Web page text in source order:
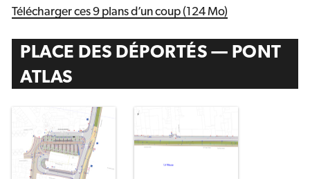
Télécharger ces 9 plans d’un coup (124 Mo)
PLACE DES DÉPORTÉS — PONT
ATLAS